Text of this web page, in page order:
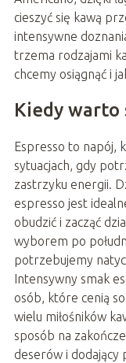
cieszyć się kawą
intensywne
trzema rodzajami
chcemy osiągnąć i
Kiedy warto
Espresso to napój,
sytuacjach, gdy
zastrzyku energii.
espresso jest
obudzić i zacząć
wyborem po
potrzebujemy
Intensywny smak
osób, które cenią
wielu miłośników
sposób na
deserów i dodający